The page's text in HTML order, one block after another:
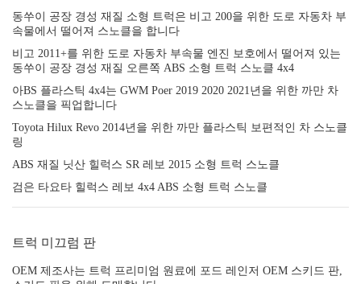
동쑤이 공장 경성 재질 소형 트럭은 비고 200을 위한 도로 자동차 부
속물에서 떨어져 스노클을 합니다
비고 2011+를 위한 도로 자동차 부속물 엔진 보호에서 떨어져 있는
동쑤이 공장 경성 재질 오른쪽 ABS 소형 트럭 스노클 4x4
아BS 플라스틱 4x4는 GWM Poer 2019 2020 2021년을 위한 까만 차
스노클을 픽업합니다
Toyota Hilux Revo 2014년을 위한 까만 플라스틱 보편적인 차 스노클
링
ABS 재질 닛산 힐럭스 SR 레보 2015 소형 트럭 스노클
검은 타요타 힐럭스 레보 4x4 ABS 소형 트럭 스노클
트럭 미끄럼 판
OEM 제조사는 트럭 프리미엄 원료에 포드 레인저 OEM 스키드 판,